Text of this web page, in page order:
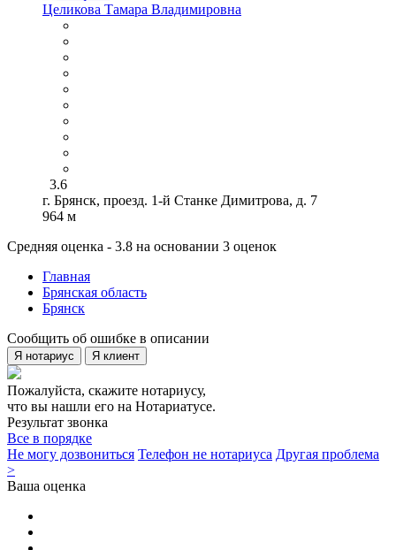
Целикова Тамара Владимировна
3.6
г. Брянск, проезд. 1-й Станке Димитрова, д. 7
964 м
Средняя оценка - 3.8 на основании 3 оценок
Главная
Брянская область
Брянск
Сообщить об ошибке в описании
Я нотариус Я клиент
Пожалуйста, скажите нотариусу,
что вы нашли его на Нотариатусе.
Результат звонка
Все в порядке
Не могу дозвониться Телефон не нотариуса Другая проблема
>
Ваша оценка